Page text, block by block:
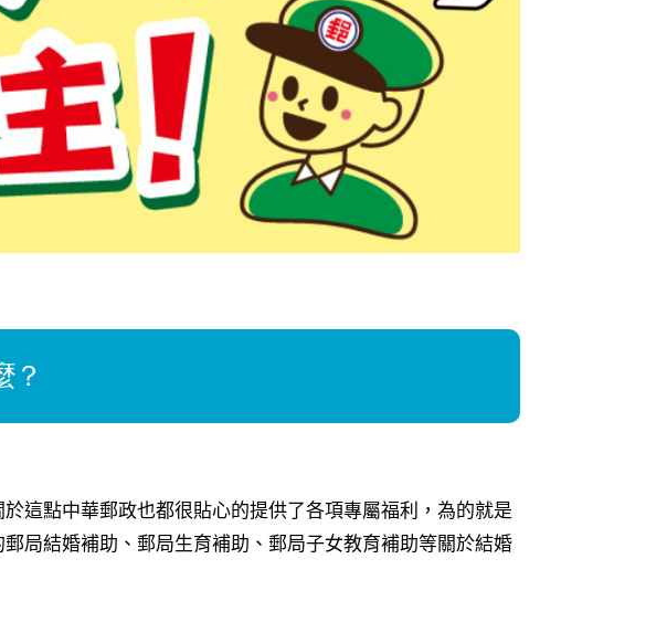
？
這點中華郵政也都很貼心的提供了各項專屬福利，為的就是
局結婚補助、郵局生育補助、郵局子女教育補助等關於結婚